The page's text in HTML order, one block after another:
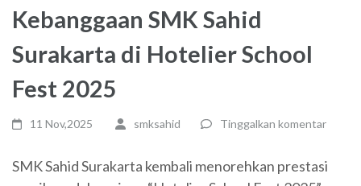
Kebanggaan SMK Sahid
Surakarta di Hotelier School
Fest 2025
11 Nov,2025 smksahid Tinggalkan komentar
SMK Sahid Surakarta kembali menorehkan prestasi